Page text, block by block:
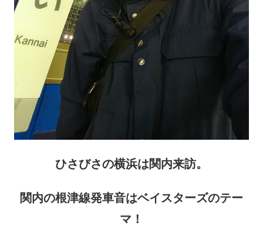
ひさびさの横浜は関内来訪。
関内の根津線発車音はベイスターズのテー
マ！